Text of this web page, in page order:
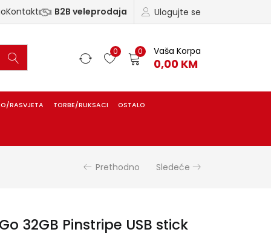
Ulogujte se
Kontakt B2B veleprodaja
0 0 Vaša Korpa
0,00 KM
RASVJETA TORBE/RUKSACI OSTALO
Prethodno Sledeće
32GB Pinstripe USB stick